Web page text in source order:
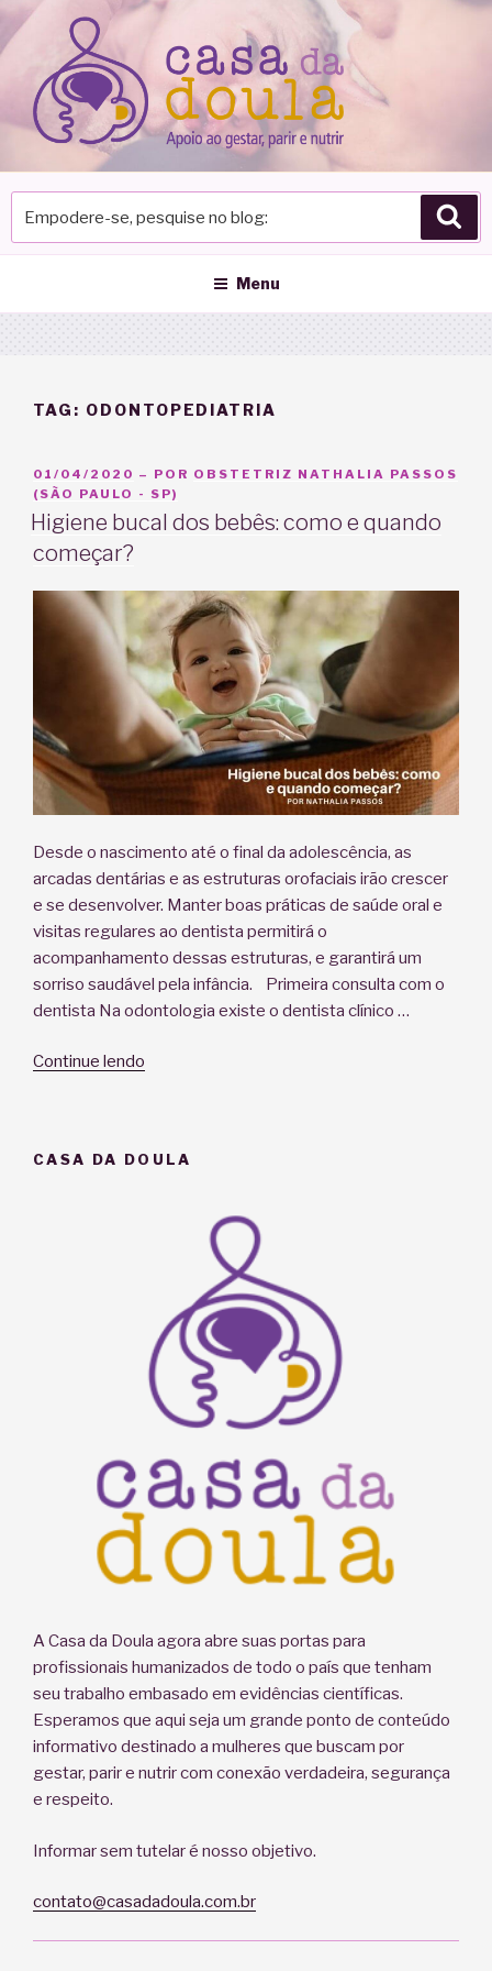
Pular
para
conteúdo
pesquise
blog
Menu
TAG: ODONTOPEDIATRIA
PUBLICADO
EM
01/04/2020 – POR OBSTETRIZ NATHALIA PASSOS
(SÃO PAULO - SP)
Higiene bucal dos bebês: como e quando
começar?
Desde o nascimento até o final da adolescência, as
arcadas dentárias e as estruturas orofaciais irão crescer
e se desenvolver. Manter boas práticas de saúde oral e
visitas regulares ao dentista permitirá o
acompanhamento dessas estruturas, e garantirá um
sorriso saudável pela infância. Primeira consulta com o
dentista Na odontologia existe o dentista clínico …
Continue lendo
como
começar?”
CASA DA DOULA
A Casa da Doula agora abre suas portas para
profissionais humanizados de todo o país que tenham
seu trabalho embasado em evidências científicas.
Esperamos que aqui seja um grande ponto de conteúdo
informativo destinado a mulheres que buscam por
gestar, parir e nutrir com conexão verdadeira, segurança
e respeito.
Informar sem tutelar é nosso objetivo.
contato@casadadoula.com.br